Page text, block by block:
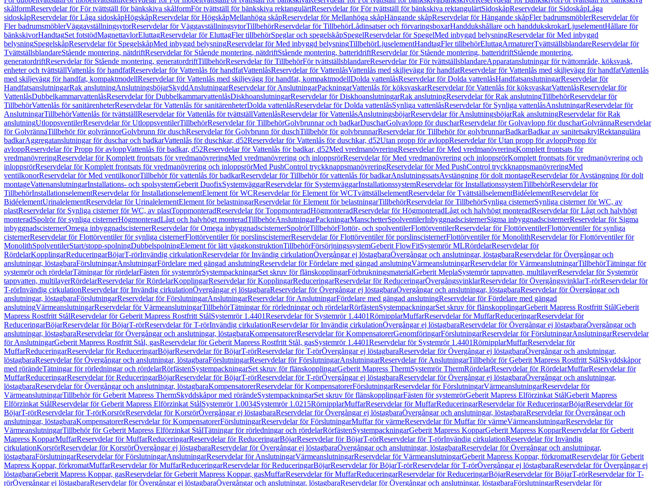
skålformReservdelar för För tvättställ för bänkskiva skålformFör tvättställ för bänkskiva rektangulärtReservdelar för För tvättställ för bänkskiva rektangulärtSidoskåpReservdelar för SidoskåpLåga
sidoskåpReservdelar för Låga sidoskåpHögskåpReservdelar för HögskåpMellanhöga skåpReservdelar för Mellanhöga skåpHängande skåpReservdelar för Hängande skåpFler badrumsmöblerReservdelar för
Fler badrumsmöblerVäggavställningsytorReservdelar för VäggavställningsytorTillbehörReservdelar för TillbehörLådinsatser och förvaringsboxarHanddukshållare och handdukskrokarLjuselementHållare för
bänkskivorHandtagSet fotstödMagnettavlorEluttagReservdelar för EluttagFler tillbehörSpeglar och spegelskåpSpegelReservdelar för SpegelMed inbyggd belysningReservdelar för Med inbyggd
belysningSpegelskåpReservdelar för SpegelskåpMed inbyggd belysningReservdelar för Med inbyggd belysningTillbehörLjuselementHandtagFler tillbehörEluttagArmaturerTvättställsblandareReservdelar för
TvättställsblandareStående montering, nätdriftReservdelar för Stående montering, nätdriftStående montering, batteridriftReservdelar för Stående montering, batteridriftStående montering,
generatordriftReservdelar för Stående montering, generatordriftTillbehörReservdelar för TillbehörFör tvättställsblandareReservdelar för För tvättställsblandareApparatanslutningar för tvättområde, köksvask,
enheter och tvättställVattenlås för handfatReservdelar för Vattenlås för handfatVattenlåsReservdelar för VattenlåsVattenlås med skiljevägg för handfatReservdelar för Vattenlås med skiljevägg för handfatVattenlås
med skiljevägg för handfat, kompaktmodellReservdelar för Vattenlås med skiljevägg för handfat, kompaktmodellDolda vattenlåsReservdelar för Dolda vattenlåsHandfatsanslutningarReservdelar för
HandfatsanslutningarRak anslutningAnslutningsböjarSkyddAnslutningarReservdelar för AnslutningarPackningarVattenlås för köksvaskarReservdelar för Vattenlås för köksvaskarVattenlåsReservdelar för
VattenlåsDubbelkammarvattenlåsReservdelar för DubbelkammarvattenlåsDiskhoanslutningarReservdelar för DiskhoanslutningarRak anslutningReservdelar för Rak anslutningTillbehörReservdelar för
TillbehörVattenlås för sanitärenheterReservdelar för Vattenlås för sanitärenheterDolda vattenlåsReservdelar för Dolda vattenlåsSynliga vattenlåsReservdelar för Synliga vattenlåsAnslutningarReservdelar för
AnslutningarTillbehörVattenlås för tvättställReservdelar för Vattenlås för tvättställVattenlåsReservdelar för VattenlåsAnslutningsböjarReservdelar för AnslutningsböjarRak anslutningReservdelar för Rak
anslutningUtloppsventilerReservdelar för UtloppsventilerTillbehörReservdelar för TillbehörGolvbrunnar och badkarDuscharGolvavlopp för duscharReservdelar för Golvavlopp för duscharGolvrännaReservdelar
för GolvrännaTillbehör för golvrännorGolvbrunn för duschReservdelar för Golvbrunn för duschTillbehör för golvbrunnarReservdelar för Tillbehör för golvbrunnarBadkarBadkar av sanitetsakrylRektangulära
badkarAggregatanslutningar för duschar och badkarVattenlås för duschkar, d52Reservdelar för Vattenlås för duschkar, d52Utan propp för avloppReservdelar för Utan propp för avloppPropp för
avloppReservdelar för Propp för avloppVattenlås för badkar, d52Reservdelar för Vattenlås för badkar, d52Med vredmanövreringReservdelar för Med vredmanövreringKomplett frontsats för
vredmanövreringReservdelar för Komplett frontsats för vredmanövreringMed vredmanövrering och inloppsrörReservdelar för Med vredmanövrering och inloppsrörKomplett frontsats för vredmanövrering och
inloppsrörReservdelar för Komplett frontsats för vredmanövrering och inloppsrörMed PushControl tryckknappsmanövreringReservdelar för Med PushControl tryckknappsmanövreringMed
ventilkonorReservdelar för Med ventilkonorTillbehör för vattenlås för badkarReservdelar för Tillbehör för vattenlås för badkarAnslutningssatsAvstängning för dolt montageReservdelar för Avstängning för dolt
montageVattenanslutningarInstallations- och spolsystemGeberit DuofixSystemväggarReservdelar för SystemväggarInstallationssystemReservdelar för InstallationssystemTillbehörReservdelar för
TillbehörInstallationselementReservdelar för InstallationselementElement för WCReservdelar för Element för WCTvättställselementReservdelar för TvättställselementBidéelementReservdelar för
BidéelementUrinalelementReservdelar för UrinalelementElement för belastningarReservdelar för Element för belastningarTillbehörReservdelar för TillbehörSynliga cisternerSynliga cisterner för WC, av
plastReservdelar för Synliga cisterner för WC, av plastToppmonteradReservdelar för ToppmonteradHögmonteradReservdelar för HögmonteradLågt och halvhögt monteradReservdelar för Lågt och halvhögt
monteradSpolrör för synliga cisternerHögmonteradLågt och halvhögt monteradTillbehörAnslutningarPackningarManschetterSpolventilerInbyggnadscisternerSigma inbyggnadscisternerReservdelar för Sigma
inbyggnadscisternerOmega inbyggnadscisternerReservdelar för Omega inbyggnadscisternerSpolrörTillbehörFlottör- och spolventilerFlottörventilerReservdelar för FlottörventilerFlottörventiler för synliga
cisternerReservdelar för Flottörventiler för synliga cisternerFlottörventiler för porslinscisternerReservdelar för Flottörventiler för porslinscisternerFlottörventiler för MonolithReservdelar för Flottörventiler för
MonolithSpolventilerStart/stopp-spolningDubbelspolningElement för lätt väggkonstruktionTillbehörFörsörjningssystemGeberit FlowFitSystemrör MLRördelarReservdelar för
RördelarKopplingarReduceringarBöjarT-rörInvändig cirkulationReservdelar för Invändig cirkulationÖvergångar ej löstagbaraÖvergångar och anslutningar, löstagbaraReservdelar för Övergångar och
anslutningar, löstagbaraFörslutningarAnslutningarFördelare med gängad anslutningReservdelar för Fördelare med gängad anslutningVärmeanslutningarReservdelar för VärmeanslutningarTillbehörTätningar för
systemrör och rördelarTätningar för rördelarFästen för systemrörSystempackningarSet skruv för flänskopplingarFörbrukningsmaterialGeberit MeplaSystemrör tappvatten, multilayerReservdelar för Systemrör
tappvatten, multilayerRördelarReservdelar för RördelarKopplingarReservdelar för KopplingarReduceringarReservdelar för ReduceringarÖvergångsvinklarReservdelar för ÖvergångsvinklarT-rörReservdelar för
T-rörInvändig cirkulationReservdelar för Invändig cirkulationÖvergångar ej löstagbaraReservdelar för Övergångar ej löstagbaraÖvergångar och anslutningar, löstagbaraReservdelar för Övergångar och
anslutningar, löstagbaraFörslutningarReservdelar för FörslutningarAnslutningarReservdelar för AnslutningarFördelare med gängad anslutningReservdelar för Fördelare med gängad
anslutningVärmeanslutningarReservdelar för VärmeanslutningarTillbehörTätningar för rörledningar och rördelarRörfästenSystempackningarSet skruv för flänskopplingarGeberit Mapress Rostfritt StålGeberit
Mapress Rostfritt StålReservdelar för Geberit Mapress Rostfritt StålSystemrör 1.4401Reservdelar för Systemrör 1.4401RörnipplarMuffarReservdelar för MuffarReduceringarReservdelar för
ReduceringarBöjarReservdelar för BöjarT-rörReservdelar för T-rörInvändig cirkulationReservdelar för Invändig cirkulationÖvergångar ej löstagbaraReservdelar för Övergångar ej löstagbaraÖvergångar och
anslutningar, löstagbaraReservdelar för Övergångar och anslutningar, löstagbaraKompensatorerReservdelar för KompensatorerGenomföringarFörslutningarReservdelar för FörslutningarAnslutningarReservdelar
för AnslutningarGeberit Mapress Rostfritt Stål, gasReservdelar för Geberit Mapress Rostfritt Stål, gasSystemrör 1.4401Reservdelar för Systemrör 1.4401RörnipplarMuffarReservdelar för
MuffarReduceringarReservdelar för ReduceringarBöjarReservdelar för BöjarT-rörReservdelar för T-rörÖvergångar ej löstagbaraReservdelar för Övergångar ej löstagbaraÖvergångar och anslutningar,
löstagbaraReservdelar för Övergångar och anslutningar, löstagbaraFörslutningarReservdelar för FörslutningarAnslutningarReservdelar för AnslutningarTillbehör för Geberit Mapress Rostfritt StålSkyddskåpor
med rörändeTätningar för rörledningar och rördelarRörfästenSystempackningarSet skruv för flänskopplingarGeberit Mapress ThermSystemrör ThermRördelarReservdelar för RördelarMuffarReservdelar för
MuffarReduceringarReservdelar för ReduceringarBöjarReservdelar för BöjarT-rörReservdelar för T-rörÖvergångar ej löstagbaraReservdelar för Övergångar ej löstagbaraÖvergångar och anslutningar,
löstagbaraReservdelar för Övergångar och anslutningar, löstagbaraKompensatorerReservdelar för KompensatorerFörslutningarReservdelar för FörslutningarVärmeanslutningarReservdelar för
VärmeanslutningarTillbehör för Geberit Mapress ThermSkyddskåpor med rörändeSystempackningarSet skruv för flänskopplingarFästen för systemrörGeberit Mapress Elförzinkat StålGeberit Mapress
Elförzinkat StålReservdelar för Geberit Mapress Elförzinkat StålSystemrör 1.0034Systemrör 1.0215RörnipplarMuffarReservdelar för MuffarReduceringarReservdelar för ReduceringarBöjarReservdelar för
BöjarT-rörReservdelar för T-rörKorsrörReservdelar för KorsrörÖvergångar ej löstagbaraReservdelar för Övergångar ej löstagbaraÖvergångar och anslutningar, löstagbaraReservdelar för Övergångar och
anslutningar, löstagbaraKompensatorerReservdelar för KompensatorerFörslutningarReservdelar för FörslutningarMuffar för värmeReservdelar för Muffar för värmeVärmeanslutningarReservdelar för
VärmeanslutningarTillbehör för Geberit Mapress Elförzinkat StålTätningar för rörledningar och rördelarRörfästenSystempackningarGeberit Mapress KopparGeberit Mapress KopparReservdelar för Geberit
Mapress KopparMuffarReservdelar för MuffarReduceringarReservdelar för ReduceringarBöjarReservdelar för BöjarT-rörReservdelar för T-rörInvändig cirkulationReservdelar för Invändig
cirkulationKorsrörReservdelar för KorsrörÖvergångar ej löstagbaraReservdelar för Övergångar ej löstagbaraÖvergångar och anslutningar, löstagbaraReservdelar för Övergångar och anslutningar,
löstagbaraFörslutningarReservdelar för FörslutningarAnslutningarReservdelar för AnslutningarVärmeanslutningarReservdelar för VärmeanslutningarGeberit Mapress Koppar, förkromatReservdelar för Geberit
Mapress Koppar, förkromatMuffarReservdelar för MuffarReduceringarReservdelar för ReduceringarBöjarReservdelar för BöjarT-rörReservdelar för T-rörÖvergångar ej löstagbaraReservdelar för Övergångar ej
löstagbaraGeberit Mapress Koppar, gasReservdelar för Geberit Mapress Koppar, gasMuffarReservdelar för MuffarReduceringarReservdelar för ReduceringarBöjarReservdelar för BöjarT-rörReservdelar för T-
rörÖvergångar ej löstagbaraReservdelar för Övergångar ej löstagbaraÖvergångar och anslutningar, löstagbaraReservdelar för Övergångar och anslutningar, löstagbaraFörslutningarReservdelar för